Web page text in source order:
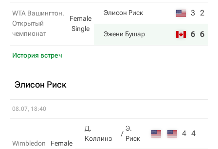
WTA Вашингтон.
Открытый
чемпионат
Female
Single
Элисон Риск 3 2
Эжени Бушар 6 6
История встреч
Элисон Риск
08.07, 18:40
Wimbledon
Female
Д.
Коллинз
Э.
Риск
4 4